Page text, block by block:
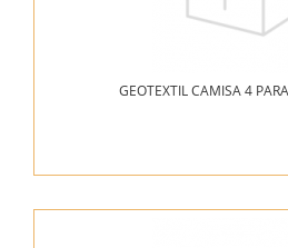
GEOTEXTIL CAMISA 4